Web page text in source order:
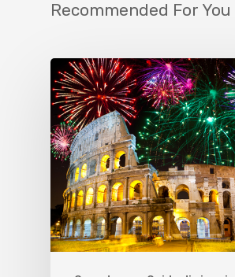
Recommended For You